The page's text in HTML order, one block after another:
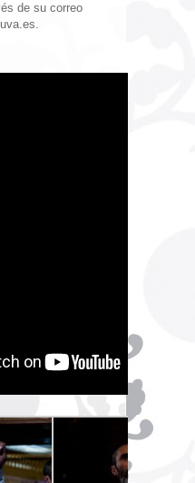
de su correo